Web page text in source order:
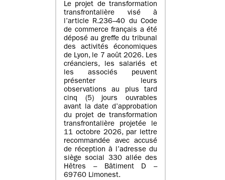
Le projet de transformation
transfrontalière visé à
l’article R.236–40 du Code
de commerce français a été
déposé au greffe du tribunal
des activités économiques
de Lyon, le 7 août 2026. Les
créanciers, les salariés et
les associés peuvent
présenter leurs
observations au plus tard
cinq (5) jours ouvrables
avant la date d’approbation
du projet de transformation
transfrontalière projetée le
11 octobre 2026, par lettre
recommandée avec accusé
de réception à l’adresse du
siège social 330 allée des
Hêtres – Bâtiment D –
69760 Limonest.